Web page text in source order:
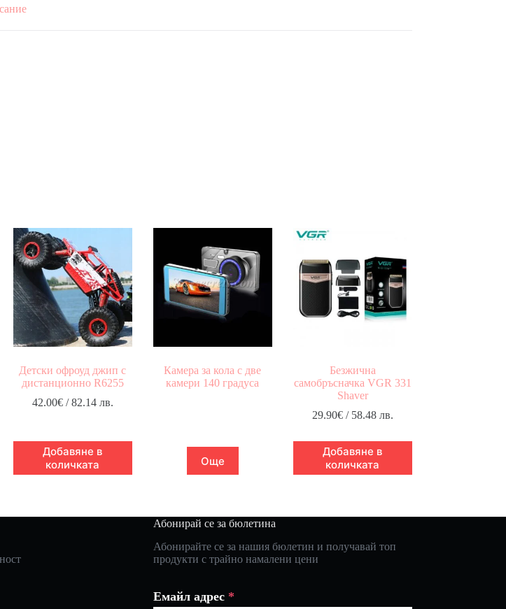
Детски офроуд джип с
дистанционно R6255
42.00€/ 82.14 лв.
Добавяне в
количката
Камера за кола с две
камери 140 градуса
Още
Безжична
самобръсначка VGR 331
Shaver
29.90€/ 58.48 лв.
Добавяне в
количката
Абонирай се за бюлетина
Абонирайте се за нашия бюлетин и получавай топ
продукти с трайно намалени цени
Емайл адрес *